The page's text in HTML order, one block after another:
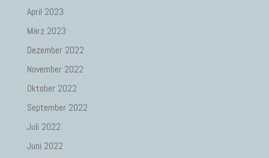
April 2023
März 2023
Dezember 2022
November 2022
Oktober 2022
September 2022
Juli 2022
Juni 2022